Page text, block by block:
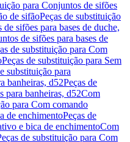
para Conjuntos de sifões
de sifãoPeças de substituição
sifões para bases de duche,
de sifões para bases de
de substituição para Com
Peças de substituição para Sem
substituição para
banheiras, d52Peças de
para banheiras, d52Com
para Com comando
de enchimentoPeças de
e bica de enchimentoCom
de substituição para Com